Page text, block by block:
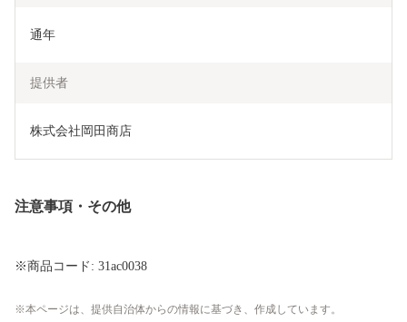
通年
提供者
株式会社岡田商店
注意事項・その他
※商品コード: 31ac0038
本ページは、提供自治体からの情報に基づき、作成しています。